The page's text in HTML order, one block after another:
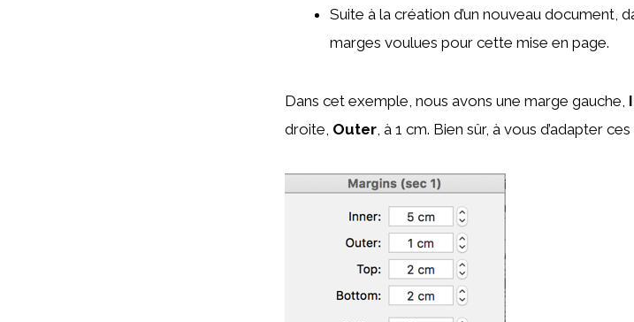
Suite à la création d’un nouveau document,
marges voulues pour cette mise en page.
Dans cet exemple, nous avons une marge gauche,
droite, Outer, à 1 cm. Bien sûr, à vous d’adapter